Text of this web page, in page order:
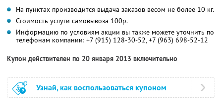
На пунктах производится выдача заказов весом не более 10 кг.
Стоимость услуги самовывоза 100р.
Информацию по условиям акции вы также можете уточнить по
телефонам компании: +7 (915) 128-30-52, +7 (963) 698-52-12
Купон действителен по 20 января 2013 включительно
Узнай, как воспользоваться купоном